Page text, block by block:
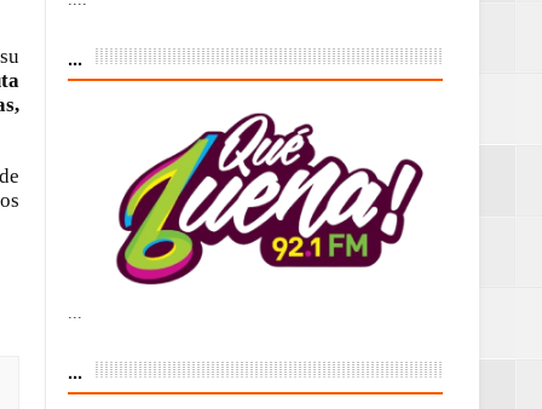
con
vía pública y
...
...